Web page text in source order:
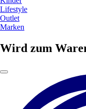
Lifestyle
Outlet
Marken
Wird zum